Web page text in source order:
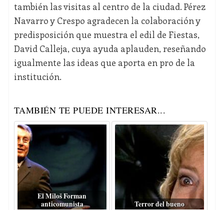
también las visitas al centro de la ciudad. Pérez
Navarro y Crespo agradecen la colaboración y
predisposición que muestra el edil de Fiestas,
David Calleja, cuya ayuda aplauden, reseñando
igualmente las ideas que aporta en pro de la
institución.
TAMBIÉN TE PUEDE INTERESAR...
El Miloš Forman
anticomunista
Terror del bueno